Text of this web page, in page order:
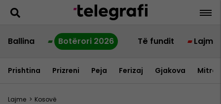
Ballina Botërori 2026 Të fundit Lajme
Prishtina Prizreni Peja Ferizaj Gjakova
Lajme > Kosovë